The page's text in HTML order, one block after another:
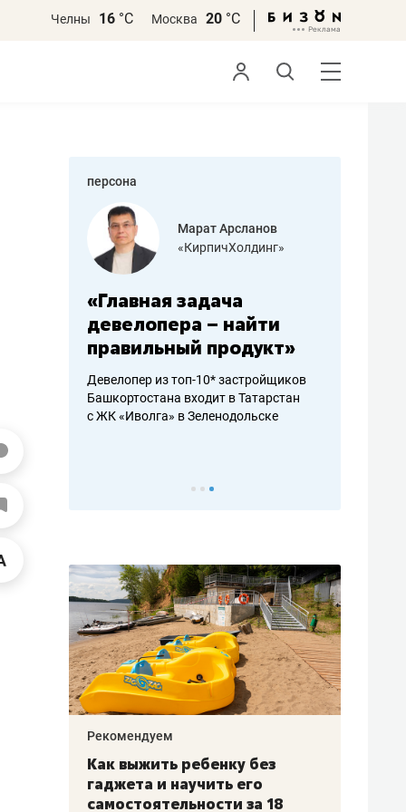
Челны 16 °С Москва 20 °С
персона
– найти
продукт»
10* застройщиков
входит в Татарстан
Зеленодольске
Дарья Семенова
«Бросско»
«Мама говорила: работа
помогает отвлечься
от болезни, чувствовать
себя живой»
Наследница бизнеса по пошиву
школьной формы о контрафакте,
без
его
за 18
Салих хазрат Ибрагимов:
«Если меня не услышат
с минбара – буду